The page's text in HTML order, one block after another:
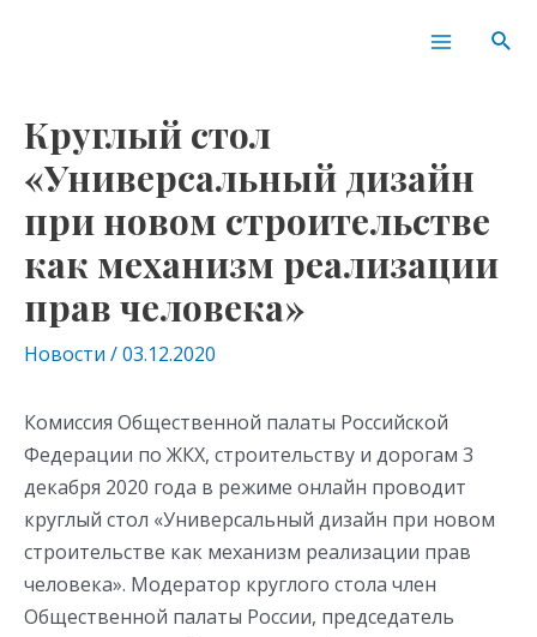
Main
Круглый стол
«Универсальный дизайн
при новом строительстве
как механизм реализации
прав человека»
Новости /03.12.2020
Комиссия Общественной палаты Российской
Федерации по ЖКХ, строительству и дорогам 3
декабря 2020 года в режиме онлайн проводит
круглый стол «Универсальный дизайн при новом
строительстве как механизм реализации прав
человека». Модератор круглого стола член
Общественной палаты России, председатель